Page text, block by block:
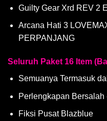
Guilty Gear Xrd REV 2
Arcana Hati 3
PERPANJANG
Seluruh Paket 16 Item
Semuanya Termasuk
Perlengkapan Bersalah
Fiksi Pusat Blazblue